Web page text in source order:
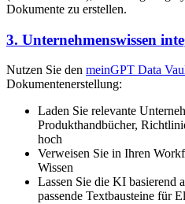
Dokumente zu erstellen.
3. Unternehmenswissen
Nutzen Sie den meinGPT Data
Dokumentenerstellung:
Laden Sie relevante
Produkthandbücher,
hoch
Verweisen Sie in Ihren
Wissen
Lassen Sie die KI basierend
passende Textbausteine für